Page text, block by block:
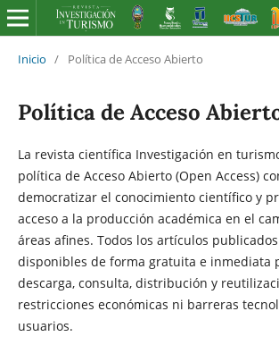
Inicio / Política de Acceso Abierto
Política de Acceso
La revista científica Investigación en
política de Acceso Abierto (Open Access)
democratizar el conocimiento científico y
acceso a la producción académica en el
áreas afines. Todos los artículos
disponibles de forma gratuita e inmediata
descarga, consulta, distribución y
restricciones económicas ni barreras
usuarios.